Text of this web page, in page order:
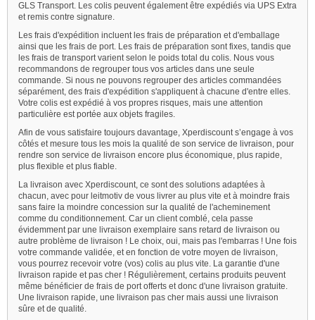
GLS Transport. Les colis peuvent également être expédiés via UPS Extra
et remis contre signature.
Les frais d'expédition incluent les frais de préparation et d'emballage
ainsi que les frais de port. Les frais de préparation sont fixes, tandis que
les frais de transport varient selon le poids total du colis. Nous vous
recommandons de regrouper tous vos articles dans une seule
commande. Si nous ne pouvons regrouper des articles commandées
séparément, des frais d'expédition s'appliquent à chacune d'entre elles.
Votre colis est expédié à vos propres risques, mais une attention
particulière est portée aux objets fragiles.
Afin de vous satisfaire toujours davantage, Xperdiscount s’engage à vos
côtés et mesure tous les mois la qualité de son service de livraison, pour
rendre son service de livraison encore plus économique, plus rapide,
plus flexible et plus fiable.
La livraison avec Xperdiscount, ce sont des solutions adaptées à
chacun, avec pour leitmotiv de vous livrer au plus vite et à moindre frais
sans faire la moindre concession sur la qualité de l'acheminement
comme du conditionnement. Car un client comblé, cela passe
évidemment par une livraison exemplaire sans retard de livraison ou
autre problème de livraison ! Le choix, oui, mais pas l'embarras ! Une fois
votre commande validée, et en fonction de votre moyen de livraison,
vous pourrez recevoir votre (vos) colis au plus vite. La garantie d'une
livraison rapide et pas cher ! Régulièrement, certains produits peuvent
même bénéficier de frais de port offerts et donc d'une livraison gratuite.
Une livraison rapide, une livraison pas cher mais aussi une livraison
sûre et de qualité.